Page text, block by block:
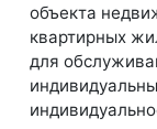
объекта
квартирных
для